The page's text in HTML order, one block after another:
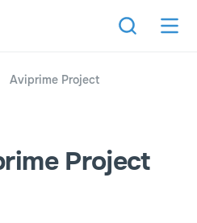
Aviprime Project
Project